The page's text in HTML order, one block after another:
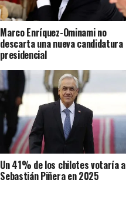
Marco Enríquez-Ominami no
descarta una nueva candidatura
presidencial
Un 41% de los chilotes votaría a
Sebastián Piñera en 2025